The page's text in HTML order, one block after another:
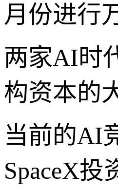
月份进行
两家AI时
构资本的
当前的AI
SpaceX